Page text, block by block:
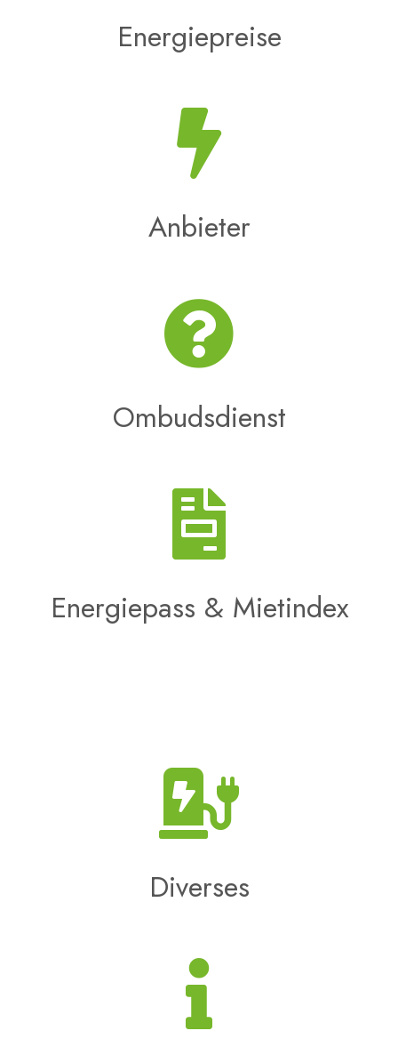
Energiepreise
Anbieter
Ombudsdienst
Energiepass & Mietindex
Diverses